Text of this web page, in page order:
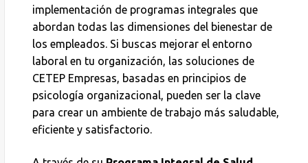
implementación de programas integrales que
abordan todas las dimensiones del bienestar de
los empleados. Si buscas mejorar el entorno
laboral en tu organización, las soluciones de
CETEP Empresas, basadas en principios de
psicología organizacional, pueden ser la clave
para crear un ambiente de trabajo más saludable,
eficiente y satisfactorio.